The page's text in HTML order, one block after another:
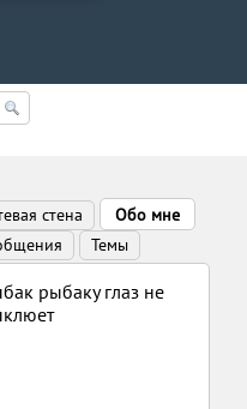
стена
Обо мне
Темы
рыбаку глаз не